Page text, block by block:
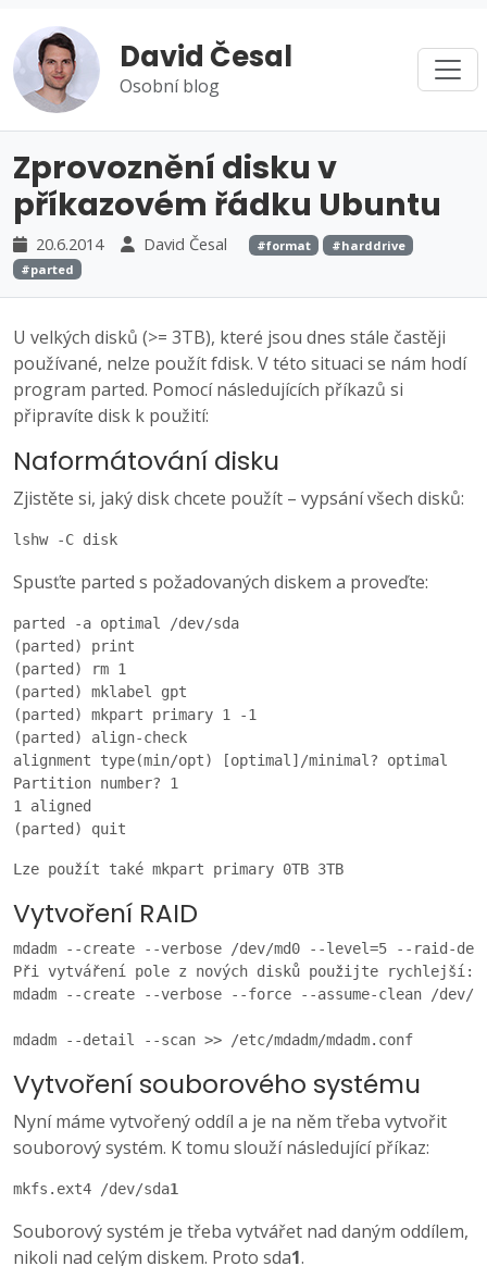
David Česal
Osobní blog
Zprovoznění disku v
příkazovém řádku Ubuntu
20.6.2014 David Česal #format
#harddrive
#parted
U velkých disků (>= 3TB), které jsou dnes stále častěji
používané, nelze použít fdisk. V této situaci se nám hodí
program parted. Pomocí následujících příkazů si
připravíte disk k použití:
Naformátování disku
Zjistěte si, jaký disk chcete použít – vypsání všech disků:
lshw -C disk
Spusťte parted s požadovaných diskem a proveďte:
parted -a optimal /dev/sda
(parted) print
(parted) rm 1
(parted) mklabel gpt
(parted) mkpart primary 1 -1
(parted) align-check
alignment type(min/opt) [optimal]/minimal? optimal
Partition number? 1
1 aligned
(parted) quit
Lze použít také mkpart primary 0TB 3TB
Vytvoření RAID
mdadm --create --verbose /dev/md0 --level=5 --raid-
Při vytváření pole z nových disků použijte rychlejší:
mdadm --create --verbose --force --assume-clean /
mdadm --detail --scan >> /etc/mdadm/mdadm.conf
Vytvoření souborového systému
Nyní máme vytvořený oddíl a je na něm třeba vytvořit
souborový systém. K tomu slouží následující příkaz:
mkfs.ext4 /dev/sda1
Souborový systém je třeba vytvářet nad daným oddílem,
nikoli nad celým diskem. Proto sda1.